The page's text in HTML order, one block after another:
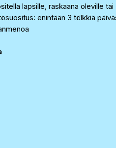
lapsille, raskaana oleville tai
enintään 3 tölkkiä